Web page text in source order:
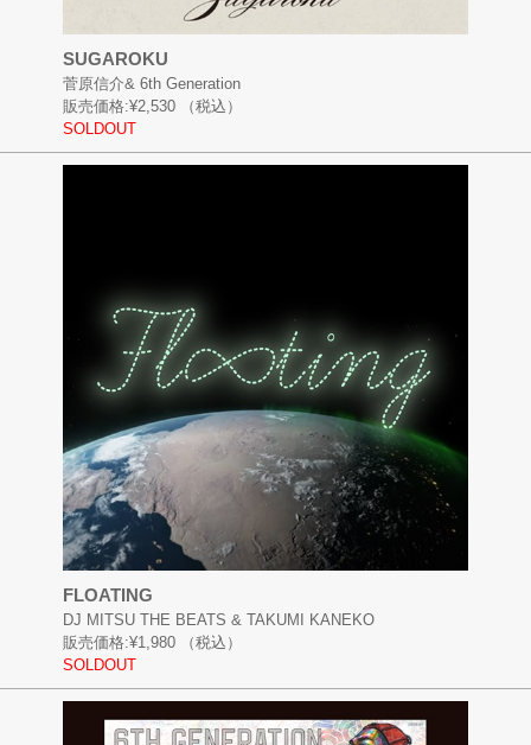
SUGAROKU
菅原信介& 6th Generation
販売価格:¥2,530
（税込）
SOLDOUT
FLOATING
DJ MITSU THE BEATS & TAKUMI KANEKO
販売価格:¥1,980
（税込）
SOLDOUT